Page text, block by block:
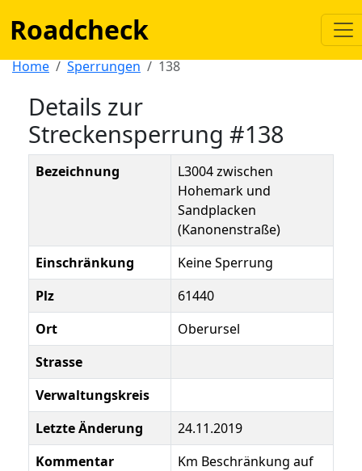
Roadcheck
Home Sperrungen 138
Details zur
Streckensperrung #138
Bezeichnung
L3004 zwischen
Hohemark und
Sandplacken
(Kanonenstraße)
Einschränkung
Keine Sperrung
Plz
61440
Ort
Oberursel
Strasse
Verwaltungskreis
Letzte Änderung
24.11.2019
Kommentar
Km Beschränkung auf